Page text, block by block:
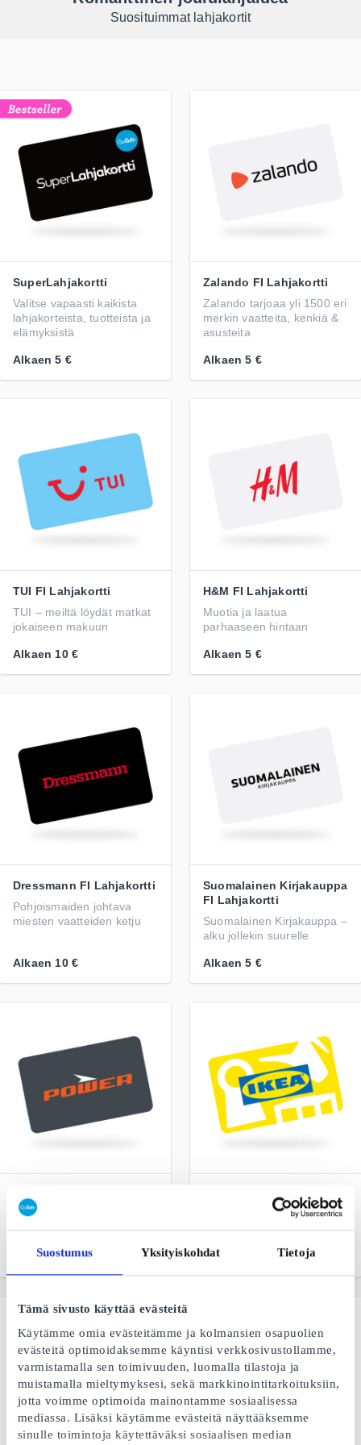
Suostumus Yksityiskohdat Tietoja
Tämä sivusto käyttää evästeitä
Käytämme omia evästeitämme ja kolmansien osapuolien
evästeitä optimoidaksemme käyntisi verkkosivustollamme,
varmistamalla sen toimivuuden, luomalla tilastoja ja
muistamalla mieltymyksesi, sekä markkinointitarkoituksiin,
jotta voimme optimoida mainontamme sosiaalisessa
mediassa. Lisäksi käytämme evästeitä näyttääksemme
sinulle toimintoja käytettäväksi sosiaalisen median
Suosituimmat lahjakortit
SuperLahjakortti
Valitse vapaasti kaikista
lahjakorteista, tuotteista ja
elämyksistä
Alkaen 5 €
Zalando FI Lahjakortti
Zalando tarjoaa yli 1500 eri
merkin vaatteita, kenkiä &
asusteita
Alkaen 5 €
TUI FI Lahjakortti
TUI – meiltä löydät matkat
jokaiseen makuun
Alkaen 10 €
H&M FI Lahjakortti
Muotia ja laatua
parhaaseen hintaan
Alkaen 5 €
Dressmann FI Lahjakortti
Pohjoismaiden johtava
miesten vaatteiden ketju
Alkaen 10 €
Suomalainen Kirjakauppa
FI Lahjakortti
Suomalainen Kirjakauppa –
alku jollekin suurelle
Alkaen 5 €
Sama hinta netissä ja
myymälässä
Alkaen 10 €
IKEA FI Lahjakortti
Ihanaa olla kotona
Alkaen